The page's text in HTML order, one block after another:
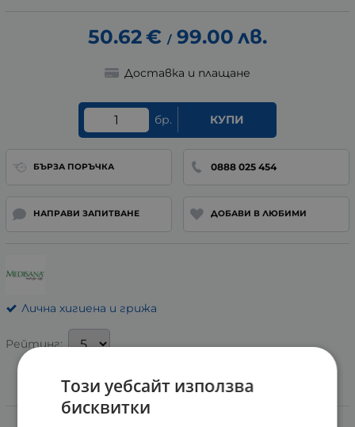
50.62€ / 99.00 лв.
Доставка и плащане
бр. КУПИ
БЪРЗА ПОРЪЧКА 0888 025 454
НАПРАВИ ЗАПИТВАНЕ ДОБАВИ В ЛЮБИМИ
Лична хигиена и грижа
Рейтинг:
Информация
Този уебсайт използва
бисквитки